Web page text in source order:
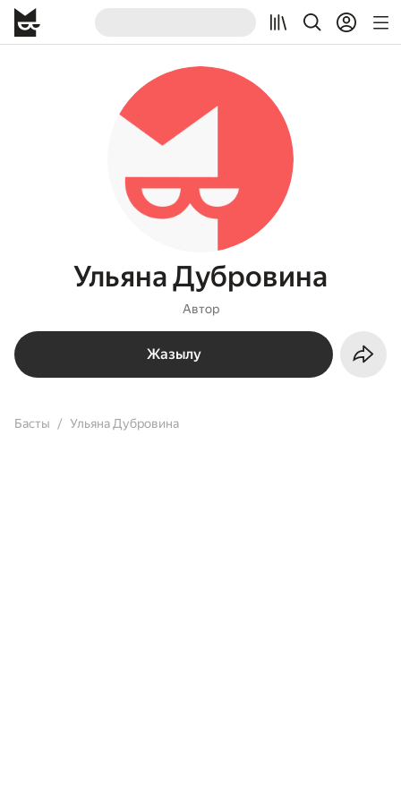
Ульяна Дубровина
Автор
Жазылу
Басты Ульяна Дубровина